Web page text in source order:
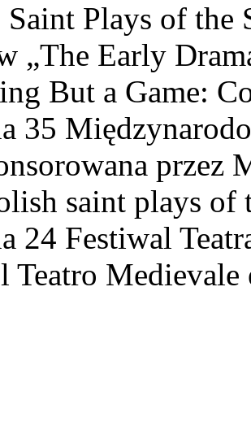
Plays of the
„The Early
But a Game:
35
przez
saint plays of
24 Festiwal
Teatro